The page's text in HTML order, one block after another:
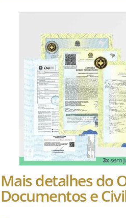
Mais detalhes do
Documentos e